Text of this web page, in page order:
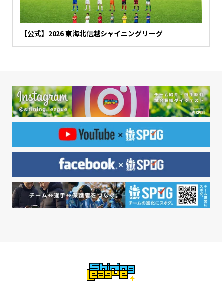
【公式】2026 東海北信越シャイニングリーグ